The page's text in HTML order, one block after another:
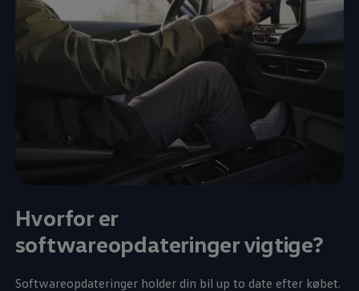
Hvorfor er
softwareopdateringer vigtige?
Softwareopdateringer holder din bil up to date efter købet.